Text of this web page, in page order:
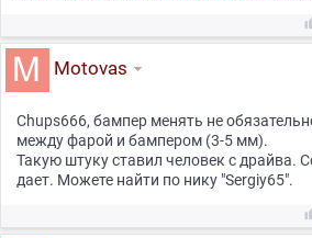
Motovas
Chups666, бампер менять не
между фарой и бампером (3-5 мм).
Такую штуку ставил человек с драйва.
дает. Можете найти по нику "Sergiy65".